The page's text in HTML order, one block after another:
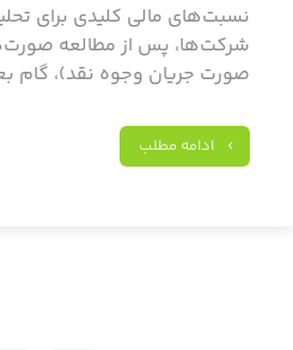
نسبت‌های مالی کلیدی برای
شرکت‌ها، پس از مطالعه
صورت جریان وجوه نقد)، گام
ادامه مطلب